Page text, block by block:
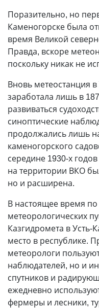
Поразительно, но
Каменогорске была
время Великой
Правда, вскоре
поскольку никак не
Вновь метеостанция
заработала лишь в
развиваться
синоптические
продолжались лишь
каменогорского
середине 1930-х
на территории ВКО
но и расширена.
В настоящее время по
метеорологических
Казгидромета в Усть-
место в республике.
метеорологи
наблюдателей, но и
спутников и
ежедневно
фермеры и лесники,